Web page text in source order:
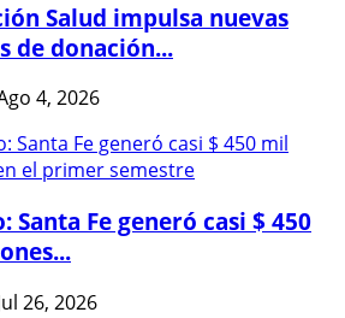
Salud impulsa nuevas
de donación...
4, 2026
Santa Fe generó casi $ 450
26, 2026